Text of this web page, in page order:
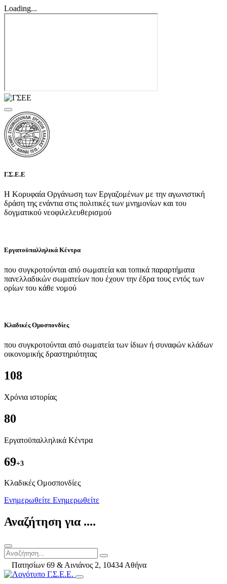
Loading...
Γ.Σ.Ε.Ε
Η Κορυφαία Οργάνωση των Εργαζομένων με την αγωνιστική
δράση της ενάντια στις πολιτικές των μνημονίων και του
δογματικού νεοφιλελευθερισμού
Εργατοϋπαλληλικά Κέντρα
που συγκροτούνται από σωματεία και τοπικά παραρτήματα
πανελλαδικών σωματείων που έχουν την έδρα τους εντός των
ορίων του κάθε νομού
Κλαδικές Ομοσπονδίες
που συγκροτούνται από σωματεία των ίδιων ή συναφών κλάδων
οικονομικής δραστηριότητας
108
Χρόνια ιστορίας
80
Εργατοϋπαλληλικά Κέντρα
69+3
Kλαδικές Ομοσπονδίες
Ενημερωθείτε Ενημερωθείτε
Αναζήτηση για ....
Πατησίων 69 & Αινιάνος 2, 10434 Αθήνα